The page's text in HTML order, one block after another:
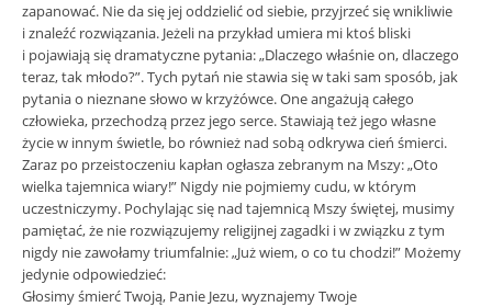
zapanować. Nie da się jej oddzielić od siebie, przyjrzeć się wnikliwie
i znaleźć rozwiązania. Jeżeli na przykład umiera mi ktoś bliski
i pojawiają się dramatyczne pytania: „Dlaczego właśnie on, dlaczego
teraz, tak młodo?”. Tych pytań nie stawia się w taki sam sposób, jak
pytania o nieznane słowo w krzyżówce. One angażują całego
człowieka, przechodzą przez jego serce. Stawiają też jego własne
życie w innym świetle, bo również nad sobą odkrywa cień śmierci.
Zaraz po przeistoczeniu kapłan ogłasza zebranym na Mszy: „Oto
wielka tajemnica wiary!” Nigdy nie pojmiemy cudu, w którym
uczestniczymy. Pochylając się nad tajemnicą Mszy świętej, musimy
pamiętać, że nie rozwiązujemy religijnej zagadki i w związku z tym
nigdy nie zawołamy triumfalnie: „Już wiem, o co tu chodzi!” Możemy
jedynie odpowiedzieć:
Głosimy śmierć Twoją, Panie Jezu, wyznajemy Twoje